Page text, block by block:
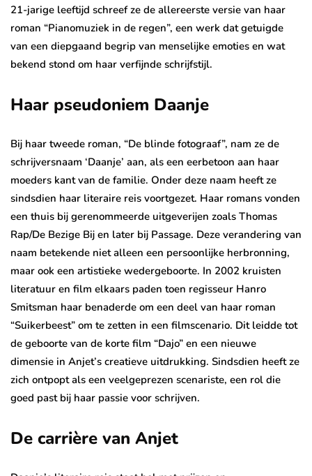
21-jarige leeftijd schreef ze de allereerste versie van haar
roman “Pianomuziek in de regen”, een werk dat getuigde
van een diepgaand begrip van menselijke emoties en wat
bekend stond om haar verfijnde schrijfstijl.
Haar pseudoniem Daanje
Bij haar tweede roman, “De blinde fotograaf”, nam ze de
schrijversnaam ‘Daanje’ aan, als een eerbetoon aan haar
moeders kant van de familie. Onder deze naam heeft ze
sindsdien haar literaire reis voortgezet. Haar romans vonden
een thuis bij gerenommeerde uitgeverijen zoals Thomas
Rap/De Bezige Bij en later bij Passage. Deze verandering van
naam betekende niet alleen een persoonlijke herbronning,
maar ook een artistieke wedergeboorte. In 2002 kruisten
literatuur en film elkaars paden toen regisseur Hanro
Smitsman haar benaderde om een deel van haar roman
“Suikerbeest” om te zetten in een filmscenario. Dit leidde tot
de geboorte van de korte film “Dajo” en een nieuwe
dimensie in Anjet’s creatieve uitdrukking. Sindsdien heeft ze
zich ontpopt als een veelgeprezen scenariste, een rol die
goed past bij haar passie voor schrijven.
De carrière van Anjet